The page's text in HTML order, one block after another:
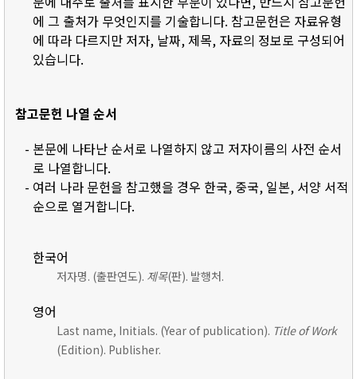
에 그 출처가 무엇인지를 기술합니다. 참고문헌은 자료유형
에 따라 다르지만 저자, 날짜, 제목, 자료의 정보로 구성되어
있습니다.
참고문헌 나열 순서
- 본문에 나타난 순서로 나열하지 않고 저자이름의 사전 순서
로 나열합니다.
- 여러 나라 문헌을 참고했을 경우 한국, 중국, 일본, 서양 서적
순으로 열거합니다.
한국어
저자명. (출판연도). 제목(판). 발행처.
영어
Last name, Initials. (Year of publication). Title of Work
(Edition). Publisher.